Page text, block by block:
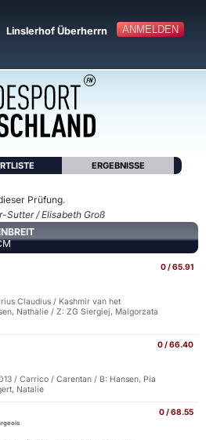
ANMELDEN
Linslerhof Überherrn
ERGEBNISSE
Prüfung.
Sutter / Elisabeth Groß
0 / 65.91
Claudius / Kashmir van het
Nathalie / Z: ZG Siergiej, Malgorzata
0 / 66.40
/ Carrico / Carentan / B: Hansen, Pia
Natalie
0 / 68.55